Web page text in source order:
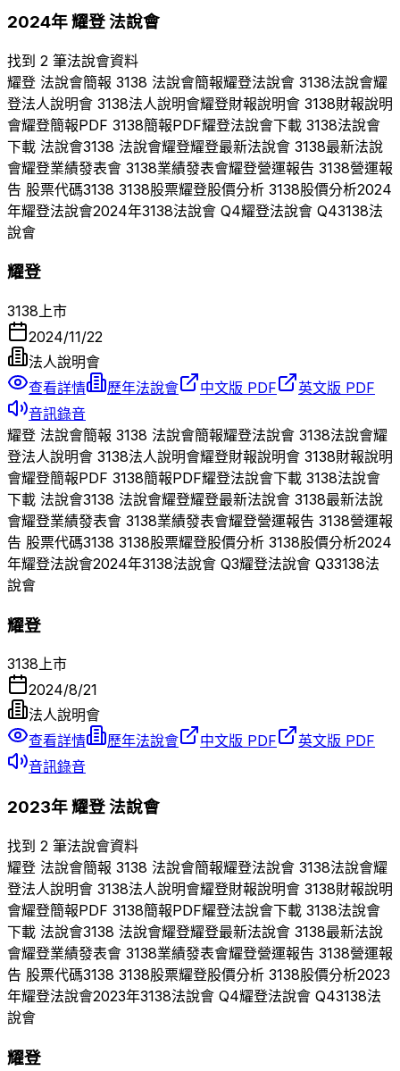
2024年耀登法說會
找到 2 筆法說會資料
耀登 法說會簡報 3138 法說會簡報耀登法說會 3138法說會耀
登法人說明會 3138法人說明會耀登財報說明會 3138財報說明
會耀登簡報PDF 3138簡報PDF耀登法說會下載 3138法說會
下載 法說會3138 法說會耀登耀登最新法說會 3138最新法說
會耀登業績發表會 3138業績發表會耀登營運報告 3138營運報
告 股票代碼3138 3138股票耀登股價分析 3138股價分析2024
年耀登法說會2024年3138法說會 Q4耀登法說會 Q43138法
說會
耀登
3138 上市
2024/11/22
法人說明會
查看詳情
歷年法說會 中文版 PDF
英文版 PDF
音訊錄音
耀登 法說會簡報 3138 法說會簡報耀登法說會 3138法說會耀
登法人說明會 3138法人說明會耀登財報說明會 3138財報說明
會耀登簡報PDF 3138簡報PDF耀登法說會下載 3138法說會
下載 法說會3138 法說會耀登耀登最新法說會 3138最新法說
會耀登業績發表會 3138業績發表會耀登營運報告 3138營運報
告 股票代碼3138 3138股票耀登股價分析 3138股價分析2024
年耀登法說會2024年3138法說會 Q3耀登法說會 Q33138法
說會
耀登
3138上市
2024/8/21
法人說明會
查看詳情
歷年法說會 中文版 PDF
英文版 PDF
音訊錄音
2023年耀登法說會
找到 2 筆法說會資料
耀登 法說會簡報 3138 法說會簡報耀登法說會 3138法說會耀
登法人說明會 3138法人說明會耀登財報說明會 3138財報說明
會耀登簡報PDF 3138簡報PDF耀登法說會下載 3138法說會
下載 法說會3138 法說會耀登耀登最新法說會 3138最新法說
會耀登業績發表會 3138業績發表會耀登營運報告 3138營運報
告 股票代碼3138 3138股票耀登股價分析 3138股價分析2023
年耀登法說會2023年3138法說會 Q4耀登法說會 Q43138法
說會
耀登